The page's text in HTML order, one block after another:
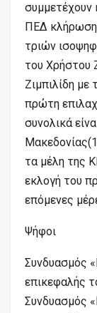
συμμετέχουν
ΠΕΔ κλήρωση
τριών
του Χρήστου
Ζιμπιλίδη με
πρώτη
συνολικά
τα μέλη της
εκλογή του
επόμενες
Ψήφοι
Συνδυασμός
επικεφαλής
Συνδυασμός